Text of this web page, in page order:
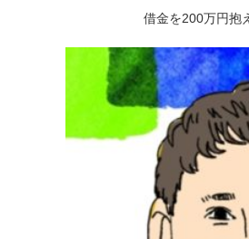
借金を200万円抱